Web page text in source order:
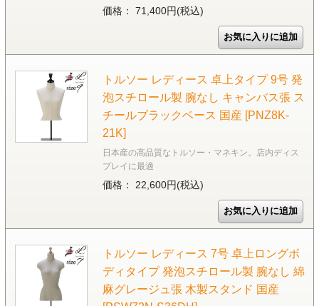
価格： 71,400円(税込)
トルソー レディース 卓上タイプ 9号 発
泡スチロール製 腕なし キャンバス張 ス
チールブラックベース 国産 [PNZ8K-
21K]
日本産の高品質なトルソー・マネキン。店内ディス
プレイに最適
価格： 22,600円(税込)
トルソー レディース 7号 卓上ロングボ
ディタイプ 発泡スチロール製 腕なし 綿
麻グレージュ張 木製スタンド 国産